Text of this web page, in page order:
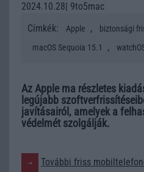
2024.10.28| 9to5mac
Címkék:
Apple , biztonsági
macOS Sequoia 15.1 ,
Az Apple ma részletes
legújabb
javításairól, amelyek a
védelmét szolgálják.
További friss